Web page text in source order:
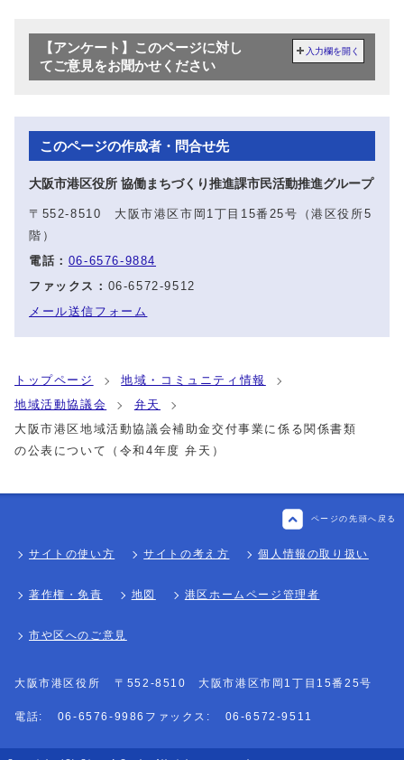
【アンケート】このページに対し
てご意見をお聞かせください
入力欄を開く
このページの作成者・問合せ先
大阪市港区役所 協働まちづくり推進課市民活動推進グループ
〒552-8510 大阪市港区市岡1丁目15番25号（港区役所5
階）
電話： 06-6576-9884
ファックス： 06-6572-9512
メール送信フォーム
トップページ
地域・コミュニティ情報
地域活動協議会
弁天
大阪市港区地域活動協議会補助金交付事業に係る関係書類
の公表について（令和4年度 弁天）
ページの先頭へ戻る
サイトの使い方 サイトの考え方 個人情報の取り扱い
著作権・免責 地図 港区ホームページ管理者
市や区へのご意見
大阪市港区役所 〒552-8510 大阪市港区市岡1丁目15番25号
電話: 06-6576-9986 ファックス: 06-6572-9511